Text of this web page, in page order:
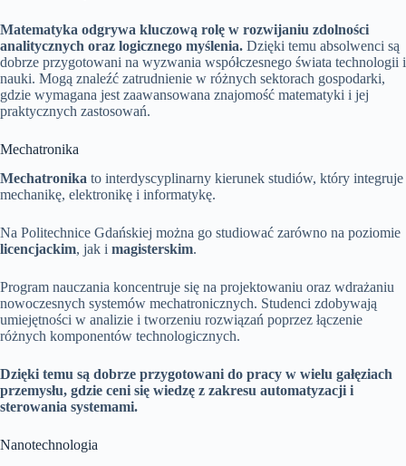
Matematyka odgrywa kluczową rolę w rozwijaniu zdolności
analitycznych oraz logicznego myślenia. Dzięki temu absolwenci są
dobrze przygotowani na wyzwania współczesnego świata technologii i
nauki. Mogą znaleźć zatrudnienie w różnych sektorach gospodarki,
gdzie wymagana jest zaawansowana znajomość matematyki i jej
praktycznych zastosowań.
Mechatronika
Mechatronika to interdyscyplinarny kierunek studiów, który integruje
mechanikę, elektronikę i informatykę.
Na Politechnice Gdańskiej można go studiować zarówno na poziomie
licencjackim, jak i magisterskim.
Program nauczania koncentruje się na projektowaniu oraz wdrażaniu
nowoczesnych systemów mechatronicznych. Studenci zdobywają
umiejętności w analizie i tworzeniu rozwiązań poprzez łączenie
różnych komponentów technologicznych.
Dzięki temu są dobrze przygotowani do pracy w wielu gałęziach
przemysłu, gdzie ceni się wiedzę z zakresu automatyzacji i
sterowania systemami.
Nanotechnologia